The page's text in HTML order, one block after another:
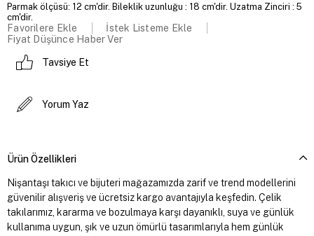
Parmak ölçüsü: 12 cm'dir. Bileklik uzunluğu : 18 cm'dir. Uzatma Zinciri : 5
cm'dir.
Favorilere Ekle
İstek Listeme Ekle
Fiyat Düşünce Haber Ver
Tavsiye Et
Yorum Yaz
Ürün Özellikleri
Nişantaşı takıcı ve bijuteri mağazamızda zarif ve trend modellerini
güvenilir alışveriş ve ücretsiz kargo avantajıyla keşfedin. Çelik
takılarımız, kararma ve bozulmaya karşı dayanıklı, suya ve günlük
kullanıma uygun, şık ve uzun ömürlü tasarımlarıyla hem günlük